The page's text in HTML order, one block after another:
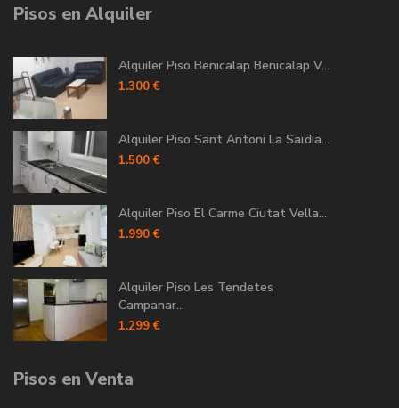
Pisos en Alquiler
Alquiler Piso Benicalap Benicalap V...
1.300 €
Alquiler Piso Sant Antoni La Saïdia...
1.500 €
Alquiler Piso El Carme Ciutat Vella...
1.990 €
Alquiler Piso Les Tendetes
Campanar...
1.299 €
Pisos en Venta